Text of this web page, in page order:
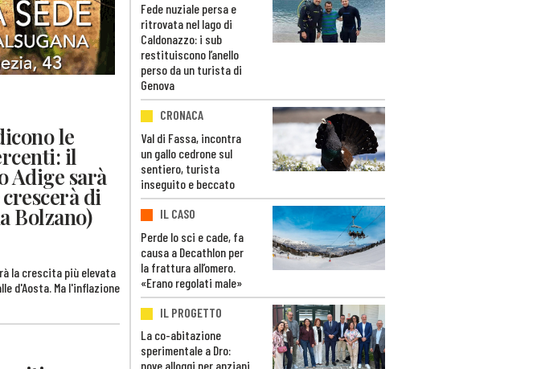
le
il
Adige sarà
di
Bolzano)
la crescita più elevata
d'Aosta. Ma l'inflazione
Fede nuziale persa e
ritrovata nel lago di
Caldonazzo: i sub
restituiscono l’anello
perso da un turista di
Genova
CRONACA
Val di Fassa, incontra
un gallo cedrone sul
sentiero, turista
inseguito e beccato
IL CASO
Perde lo sci e cade, fa
causa a Decathlon per
la frattura all’omero.
«Erano regolati male»
IL PROGETTO
La co-abitazione
sperimentale a Dro:
nove alloggi per anziani